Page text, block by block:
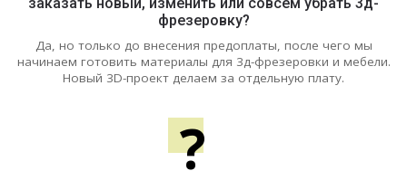
фрезеровку?
Да, но только до внесения предоплаты, после чего мы
начинаем готовить материалы для 3д-фрезеровки и мебели.
Новый 3D-проект делаем за отдельную плату.
?